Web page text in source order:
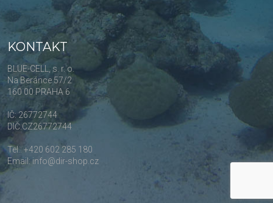
KONTAKT
BLUE-CELL, s. r. o.
Na Beránce 57/2
160 00 PRAHA 6
IČ: 26772744
DIČ:CZ26772744
Tel.: +420 602 285 180
Email: info@dir-shop.cz